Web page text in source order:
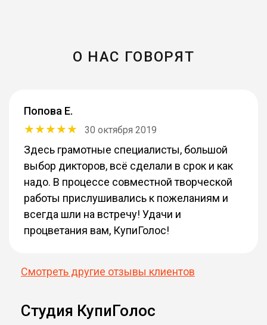
О НАС ГОВОРЯТ
Попова Е.
30 октября 2019
Здесь грамотные специалисты, большой
выбор дикторов, всё сделали в срок и как
надо. В процессе совместной творческой
работы прислушивались к пожеланиям и
всегда шли на встречу! Удачи и
процветания вам, КупиГолос!
Смотреть другие отзывы клиентов
Студия КупиГолос